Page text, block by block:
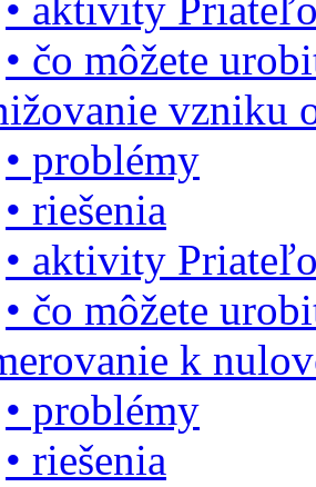
• čo môžete
vzniku
• problémy
• riešenia
• aktivity
• čo môžete
k
• problémy
• riešenia